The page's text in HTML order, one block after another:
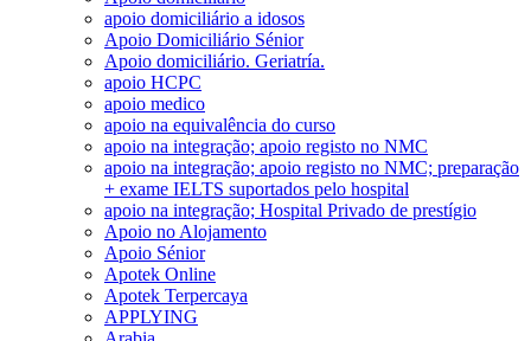
apoio domiciliário a idosos
Apoio Domiciliário Sénior
Apoio domiciliário. Geriatría.
apoio HCPC
apoio medico
apoio na equivalência do curso
apoio na integração; apoio registo no NMC
apoio na integração; apoio registo no NMC; preparação
+ exame IELTS suportados pelo hospital
apoio na integração; Hospital Privado de prestígio
Apoio no Alojamento
Apoio Sénior
Apotek Online
Apotek Terpercaya
APPLYING